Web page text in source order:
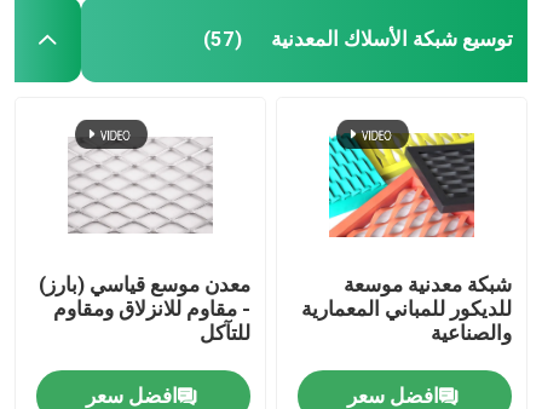
شبكة أمان معدنية
حزام النقل المعدني
مرشح شبكة الشاشة
صريف الصلب الملحوم
توسيع شبكة الأسلاك المعدنية (57)
شبكة معدنية موسعة
للديكور للمباني المعمارية
والصناعية
افضل سعر
معدن موسع قياسي (بارز)
- مقاوم للانزلاق ومقاوم
للتآكل
افضل سعر